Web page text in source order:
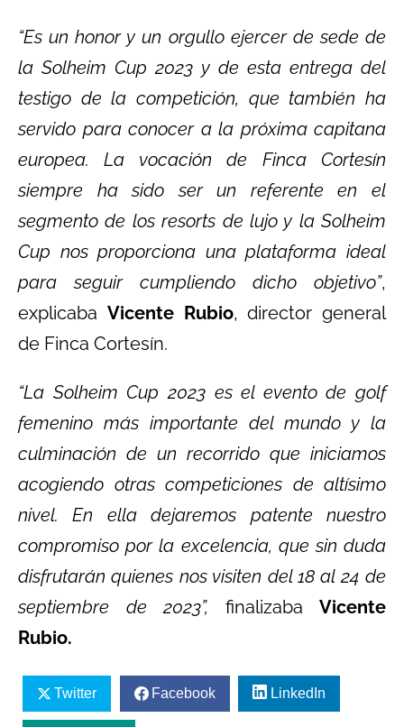
“Es un honor y un orgullo ejercer de sede de
la Solheim Cup 2023 y de esta entrega del
testigo de la competición, que también ha
servido para conocer a la próxima capitana
europea. La vocación de Finca Cortesín
siempre ha sido ser un referente en el
segmento de los resorts de lujo y la Solheim
Cup nos proporciona una plataforma ideal
para seguir cumpliendo dicho objetivo”,
explicaba Vicente Rubio, director general
de Finca Cortesín.
“La Solheim Cup 2023 es el evento de golf
femenino más importante del mundo y la
culminación de un recorrido que iniciamos
acogiendo otras competiciones de altísimo
nivel. En ella dejaremos patente nuestro
compromiso por la excelencia, que sin duda
disfrutarán quienes nos visiten del 18 al 24 de
septiembre de 2023”, finalizaba Vicente
Rubio.
Twitter Facebook LinkedIn